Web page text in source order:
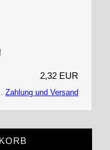
2,32 EUR
Zahlung und Versand